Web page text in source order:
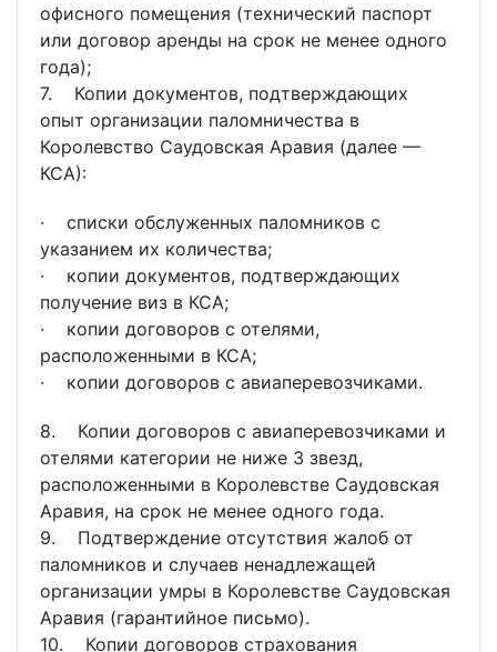
офисного помещения (технический паспорт
или договор аренды на срок не менее одного
года);
7. Копии документов, подтверждающих
опыт организации паломничества в
Королевство Саудовская Аравия (далее —
КСА):
· списки обслуженных паломников с
указанием их количества;
· копии документов, подтверждающих
получение виз в КСА;
· копии договоров с отелями,
расположенными в КСА;
· копии договоров с авиаперевозчиками.
8. Копии договоров с авиаперевозчиками и
отелями категории не ниже 3 звезд,
расположенными в Королевстве Саудовская
Аравия, на срок не менее одного года.
9. Подтверждение отсутствия жалоб от
паломников и случаев ненадлежащей
организации умры в Королевстве Саудовская
Аравия (гарантийное письмо).
10. Копии договоров страхования